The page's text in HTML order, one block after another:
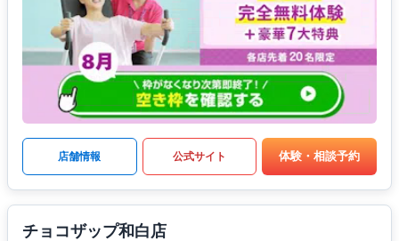
店舗情報 公式サイト 体験・相談予約
チョコザップ和白店